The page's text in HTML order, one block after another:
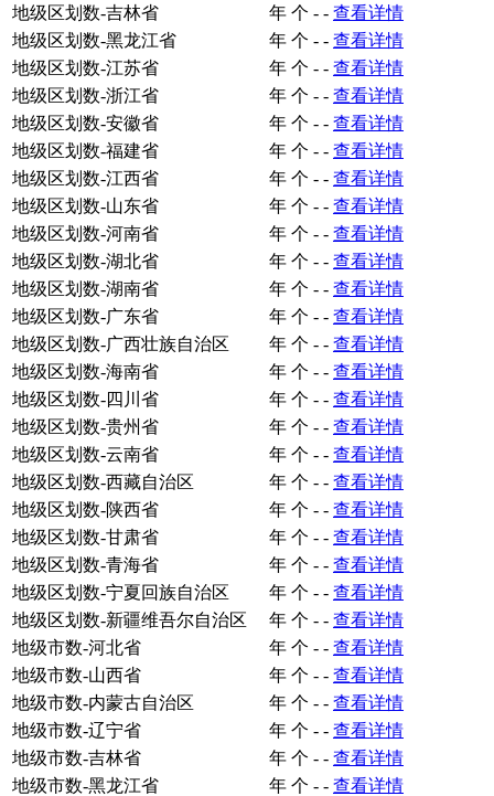
地级区划数-吉林省
年 个 - - 查看详情
地级区划数-黑龙江省
年 个 - - 查看详情
地级区划数-江苏省
年 个 - - 查看详情
地级区划数-浙江省
年 个 - - 查看详情
地级区划数-安徽省
年 个 - - 查看详情
地级区划数-福建省
年 个 - - 查看详情
地级区划数-江西省
年 个 - - 查看详情
地级区划数-山东省
年 个 - - 查看详情
地级区划数-河南省
年 个 - - 查看详情
地级区划数-湖北省
年 个 - - 查看详情
地级区划数-湖南省
年 个 - - 查看详情
地级区划数-广东省
年 个 - - 查看详情
地级区划数-广西壮族自治区
年 个 - - 查看详情
地级区划数-海南省
年 个 - - 查看详情
地级区划数-四川省
年 个 - - 查看详情
地级区划数-贵州省
年 个 - - 查看详情
地级区划数-云南省
年 个 - - 查看详情
地级区划数-西藏自治区
年 个 - - 查看详情
地级区划数-陕西省
年 个 - - 查看详情
地级区划数-甘肃省
年 个 - - 查看详情
地级区划数-青海省
年 个 - - 查看详情
地级区划数-宁夏回族自治区
年 个 - - 查看详情
地级区划数-新疆维吾尔自治区
年 个 - - 查看详情
地级市数-河北省
年 个 - - 查看详情
地级市数-山西省
年 个 - - 查看详情
地级市数-内蒙古自治区
年 个 - - 查看详情
地级市数-辽宁省
年 个 - - 查看详情
地级市数-吉林省
年 个 - - 查看详情
地级市数-黑龙江省
年 个 - - 查看详情